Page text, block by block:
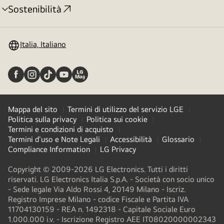
Sostenibilità
Attivazione
Italia, Italiano
Mappa del sito
Termini di utilizzo del servizio LGE
Politica sulla privacy
Politica sui cookie
Termini e condizioni di acquisto
Termini d'uso e Note Legali
Accessibilità
Glossario
Compliance Information
LG Privacy
Copyright © 2009-2026 LG Electronics. Tutti i diritti
riservati. LG Electronics Italia S.p.A. - Società con socio unico
- Sede legale Via Aldo Rossi 4, 20149 Milano - Iscriz.
Registro Imprese Milano - codice Fiscale e Partita IVA
11704130159 - REA n. 1492318 - Capitale Sociale Euro
1.000.000 i.v. - Iscrizione Registro AEE IT08020000002343​